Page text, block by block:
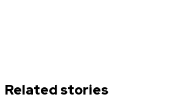
Related stories